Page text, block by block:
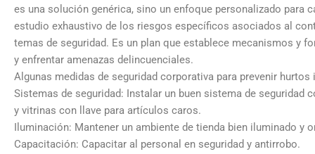
es una solución genérica, sino un enfoque personalizado para
estudio exhaustivo de los riesgos específicos asociados al
temas de seguridad. Es un plan que establece mecanismos y
y enfrentar amenazas delincuenciales.
Algunas medidas de seguridad corporativa para prevenir hurtos
Sistemas de seguridad: Instalar un buen sistema de seguridad
y vitrinas con llave para artículos caros.
Iluminación: Mantener un ambiente de tienda bien iluminado y
Capacitación: Capacitar al personal en seguridad y antirrobo.